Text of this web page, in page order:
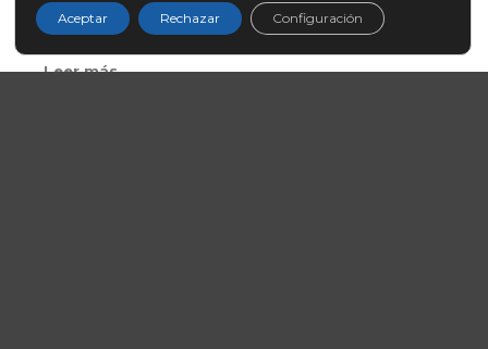
céntimos por debajo del precio de la…
Leer más
Aceptar Rechazar Configuración